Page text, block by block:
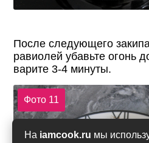
На iamcook.ru мы
После следующего
равиолей убавьте огонь
варите 3-4 минуты.
Фото 11